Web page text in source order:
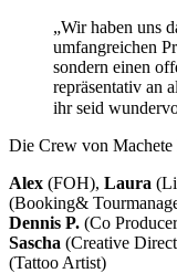
„Wir haben uns
umfangreichen
sondern einen
repräsentativ an
ihr seid
Die Crew von Machete
Alex (FOH), Laura
(Booking&
Dennis P. (Co
Sascha (Creative
(Tattoo Artist)